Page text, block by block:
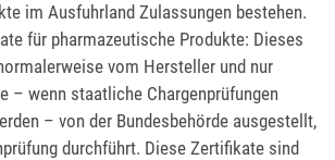
im Ausfuhrland Zulassungen bestehen.
für pharmazeutische Produkte: Dieses
vom Hersteller und nur
– wenn staatliche Chargenprüfungen
– von der Bundesbehörde ausgestellt,
durchführt. Diese Zertifikate sind